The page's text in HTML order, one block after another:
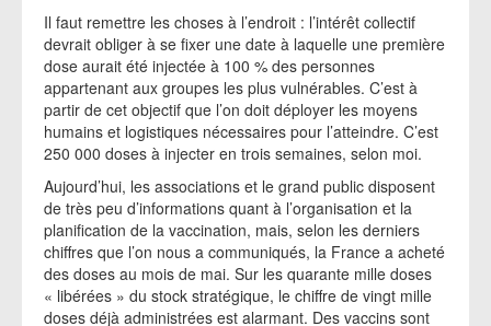
Il faut remettre les choses à l’endroit : l’intérêt collectif
devrait obliger à se fixer une date à laquelle une première
dose aurait été injectée à 100 % des personnes
appartenant aux groupes les plus vulnérables. C’est à
partir de cet objectif que l’on doit déployer les moyens
humains et logistiques nécessaires pour l’atteindre. C’est
250 000 doses à injecter en trois semaines, selon moi.
Aujourd’hui, les associations et le grand public disposent
de très peu d’informations quant à l’organisation et la
planification de la vaccination, mais, selon les derniers
chiffres que l’on nous a communiqués, la France a acheté
des doses au mois de mai. Sur les quarante mille doses
« libérées » du stock stratégique, le chiffre de vingt mille
doses déjà administrées est alarmant. Des vaccins sont